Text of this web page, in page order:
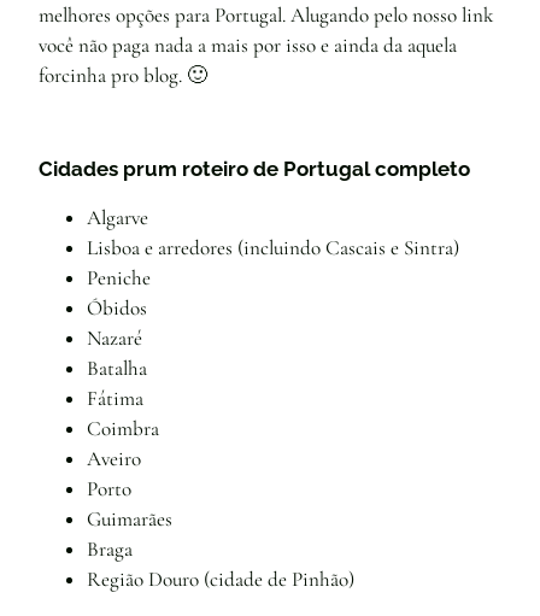
melhores opções para Portugal. Alugando pelo nosso link
você não paga nada a mais por isso e ainda da aquela
forcinha pro blog. 🙂
Cidades prum roteiro de Portugal completo
Algarve
Lisboa e arredores (incluindo Cascais e Sintra)
Peniche
Óbidos
Nazaré
Batalha
Fátima
Coimbra
Aveiro
Porto
Guimarães
Braga
Região Douro (cidade de Pinhão)